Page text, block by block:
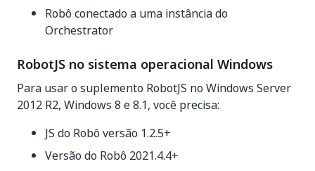
Robô conectado a uma instância do
Orchestrator
RobotJS no sistema operacional Windows
Para usar o suplemento RobotJS no Windows Server
2012 R2, Windows 8 e 8.1, você precisa:
JS do Robô versão 1.2.5+
Versão do Robô 2021.4.4+